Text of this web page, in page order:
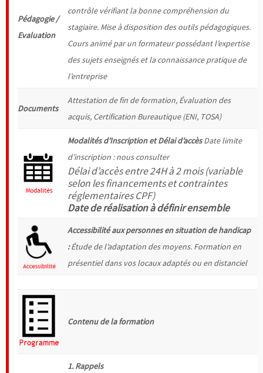
Pédagogie /
Evaluation
contrôle vérifiant la bonne compréhension du
stagiaire. Mise à disposition des outils pédagogiques.
Cours animé par un formateur possédant l’expertise
des sujets enseignés et la connaissance pratique de
l’entreprise
Documents
Attestation de fin de formation, Évaluation des
acquis, Certification Bureautique (ENI, TOSA)
Modalités d’Inscription et Délai d’accèsDate limite
d’inscription : nous consulter
Délai d’accès entre 24H à 2 mois (variable
selon les financements et contraintes
réglementaires CPF)
Date de réalisation à définir ensemble
Accessibilité aux personnes en situation de handicap
:Étude de l’adaptation des moyens. Formation en
présentiel dans vos locaux adaptés ou en distanciel
Contenu de la formation
1. Rappels